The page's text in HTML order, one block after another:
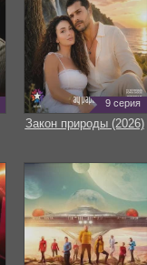
9 серия
Закон природы (2026)